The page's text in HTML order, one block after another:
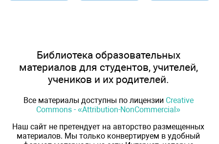
Библиотека образовательных
материалов для студентов, учителей,
учеников и их родителей.
Все материалы доступны по лицензии Creative
Commons - «Attribution-NonCommercial»
Наш сайт не претендует на авторство размещенных
материалов. Мы только конвертируем в удобный